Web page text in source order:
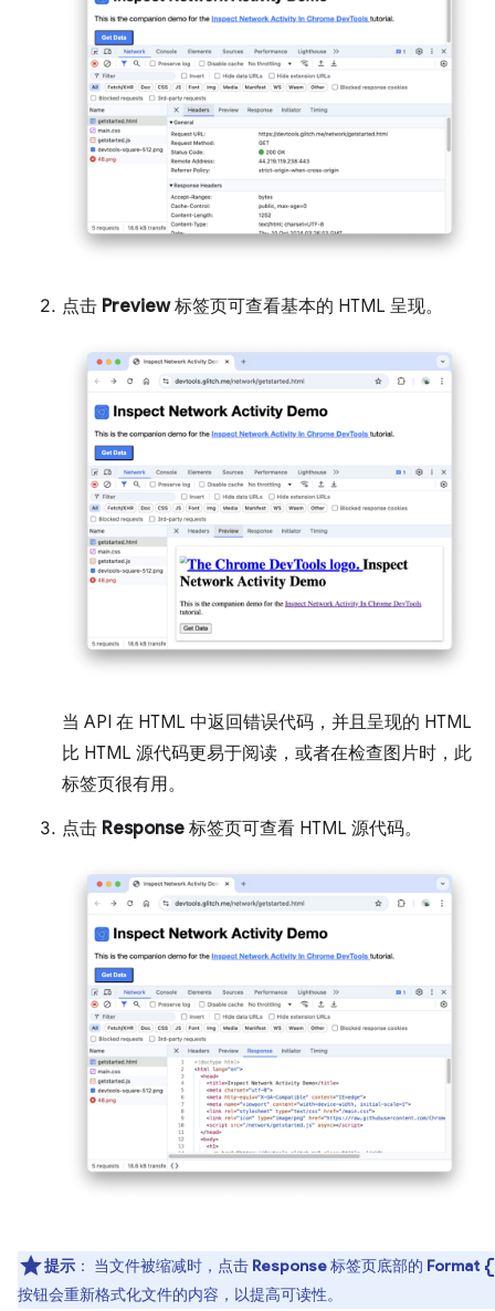
点击 Preview标签页可查看基本的 HTML 呈现。
当 API 在 HTML 中返回错误代码，并且呈现的 HTML
比 HTML 源代码更易于阅读，或者在检查图片时，此
标签页很有用。
点击 Response 标签页可查看 HTML 源代码。
提示 ： 当文件被缩减时，点击 Response标签页底部的 Format
按钮会重新格式化文件的内容，以提高可读性。